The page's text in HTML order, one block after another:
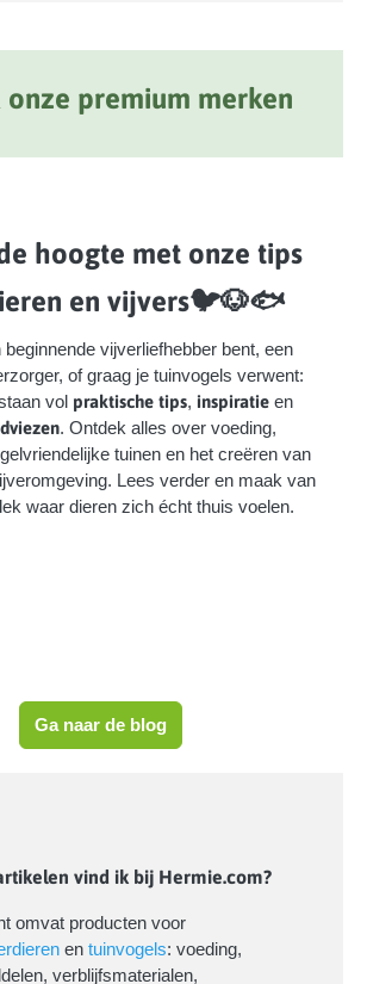
onze premium merken
hoogte met onze tips
en vijvers🐦🐶🐟
beginnende vijverliefhebber bent, een
of graag je tuinvogels verwent:
vol praktische tips, inspiratie en
. Ontdek alles over voeding,
tuinen en het creëren van
Lees verder en maak van
waar dieren zich écht thuis voelen.
Ga naar de blog
vind ik bij Hermie.com?
omvat producten voor
en tuinvogels: voeding,
verblijfsmaterialen,